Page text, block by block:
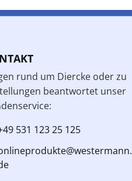
rund um Diercke oder zu
beantwortet unser
531 123 25 125